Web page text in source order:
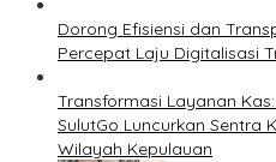
Dorong Efisiensi dan
Percepat Laju Digitalisasi
Transformasi Layanan
SulutGo Luncurkan Sentra
Wilayah Kepulauan